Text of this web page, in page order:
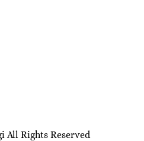
All Rights Reserved